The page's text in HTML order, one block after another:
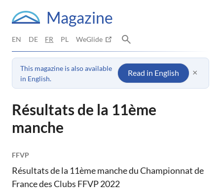
Magazine
EN DE FR PL WeGlide
This magazine is also available
in English.
Read in English ×
Résultats de la 11ème
manche
FFVP
Résultats de la 11ème manche du Championnat de
France des Clubs FFVP 2022